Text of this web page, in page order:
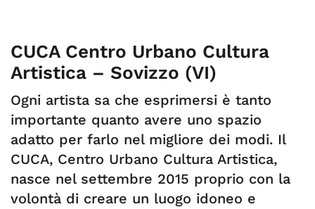
CUCA Centro Urbano Cultura
Artistica – Sovizzo (VI)
Ogni artista sa che esprimersi è tanto
importante quanto avere uno spazio
adatto per farlo nel migliore dei modi. Il
CUCA, Centro Urbano Cultura Artistica,
nasce nel settembre 2015 proprio con la
volontà di creare un luogo idoneo e